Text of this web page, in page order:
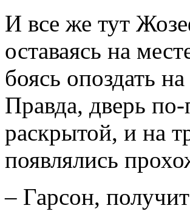
И все же тут
оставаясь на
боясь опоздать
Правда, дверь
раскрытой, и на
появлялись
– Гарсон,